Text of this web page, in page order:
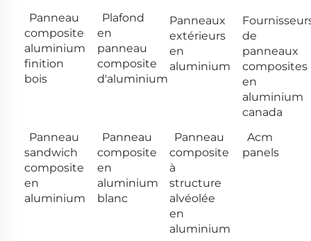
Panneau
composite
aluminium
finition
bois
Plafond
en
panneau
composite
d'aluminium
Panneaux
extérieurs
en
aluminium
de
panneaux
composites
en
aluminium
canada
Panneau
sandwich
composite
en
aluminium
Panneau
composite
en
aluminium
blanc
Panneau
composite
à
structure
alvéolée
en
aluminium
Acm
panels